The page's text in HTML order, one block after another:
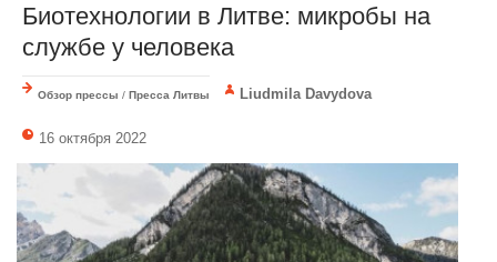
Биотехнологии в Литве: микробы на
службе у человека
Обзор прессы / Пресса Литвы Liudmila Davydova
16 октября 2022